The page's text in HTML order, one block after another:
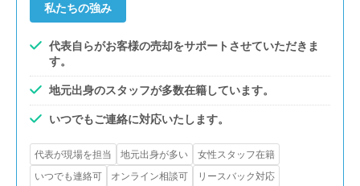
私たちの強み
代表自らがお客様の売却をサポートさせていただきま
す。
地元出身のスタッフが多数在籍しています。
いつでもご連絡に対応いたします。
代表が現場を担当 地元出身が多い
女性スタッフ在籍
いつでも連絡可
オンライン相談可
リースバック対応